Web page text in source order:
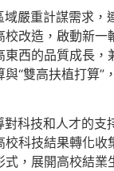
嚴重計謀需求，
改造，啟動新一
西的品質成長，
“雙高扶植打算”
對科技和人才的支
校科技結果轉化收
式，展開高校結業